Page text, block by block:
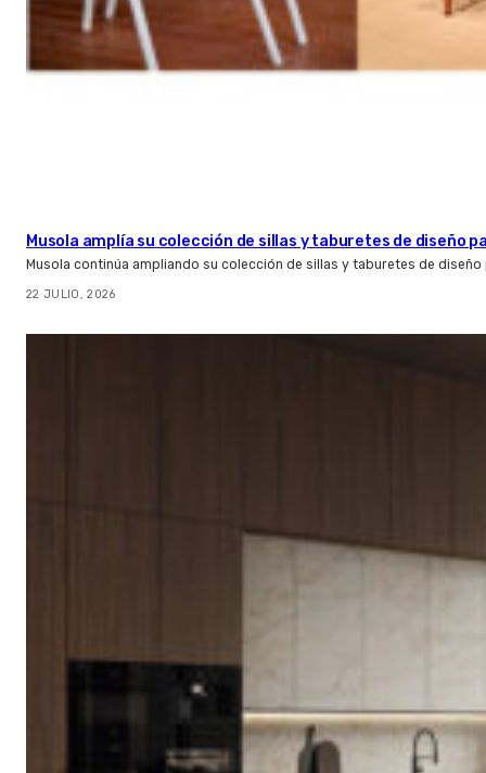
Musola amplía su colección de sillas y taburetes de diseño
Musola continúa ampliando su colección de sillas y taburetes de
22 JULIO, 2026